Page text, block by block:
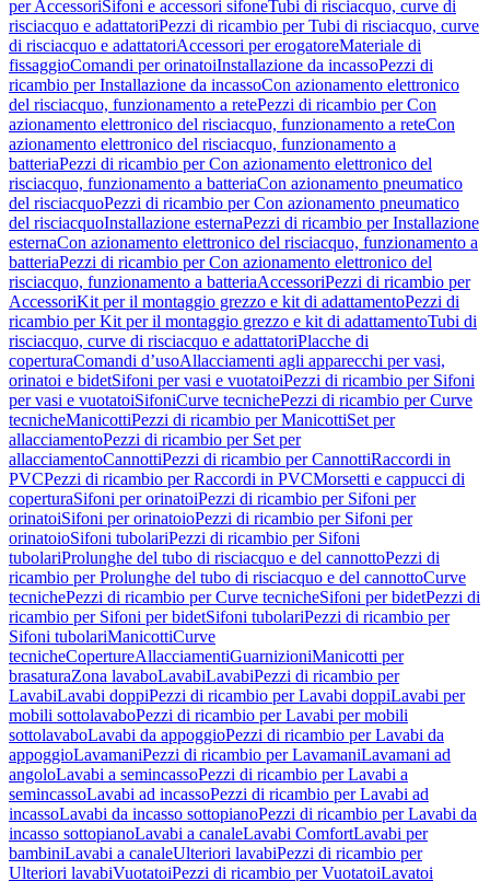
per AccessoriSifoni e accessori sifoneTubi di risciacquo, curve di
risciacquo e adattatoriPezzi di ricambio per Tubi di risciacquo, curve
di risciacquo e adattatoriAccessori per erogatoreMateriale di
fissaggioComandi per orinatoiInstallazione da incassoPezzi di
ricambio per Installazione da incassoCon azionamento elettronico
del risciacquo, funzionamento a retePezzi di ricambio per Con
azionamento elettronico del risciacquo, funzionamento a reteCon
azionamento elettronico del risciacquo, funzionamento a
batteriaPezzi di ricambio per Con azionamento elettronico del
risciacquo, funzionamento a batteriaCon azionamento pneumatico
del risciacquoPezzi di ricambio per Con azionamento pneumatico
del risciacquoInstallazione esternaPezzi di ricambio per Installazione
esternaCon azionamento elettronico del risciacquo, funzionamento a
batteriaPezzi di ricambio per Con azionamento elettronico del
risciacquo, funzionamento a batteriaAccessoriPezzi di ricambio per
AccessoriKit per il montaggio grezzo e kit di adattamentoPezzi di
ricambio per Kit per il montaggio grezzo e kit di adattamentoTubi di
risciacquo, curve di risciacquo e adattatoriPlacche di
coperturaComandi d’usoAllacciamenti agli apparecchi per vasi,
orinatoi e bidetSifoni per vasi e vuotatoiPezzi di ricambio per Sifoni
per vasi e vuotatoiSifoniCurve tecnichePezzi di ricambio per Curve
tecnicheManicottiPezzi di ricambio per ManicottiSet per
allacciamentoPezzi di ricambio per Set per
allacciamentoCannottiPezzi di ricambio per CannottiRaccordi in
PVCPezzi di ricambio per Raccordi in PVCMorsetti e cappucci di
coperturaSifoni per orinatoiPezzi di ricambio per Sifoni per
orinatoiSifoni per orinatoioPezzi di ricambio per Sifoni per
orinatoioSifoni tubolariPezzi di ricambio per Sifoni
tubolariProlunghe del tubo di risciacquo e del cannottoPezzi di
ricambio per Prolunghe del tubo di risciacquo e del cannottoCurve
tecnichePezzi di ricambio per Curve tecnicheSifoni per bidetPezzi di
ricambio per Sifoni per bidetSifoni tubolariPezzi di ricambio per
Sifoni tubolariManicottiCurve
tecnicheCopertureAllacciamentiGuarnizioniManicotti per
brasaturaZona lavaboLavabiLavabiPezzi di ricambio per
LavabiLavabi doppiPezzi di ricambio per Lavabi doppiLavabi per
mobili sottolavaboPezzi di ricambio per Lavabi per mobili
sottolavaboLavabi da appoggioPezzi di ricambio per Lavabi da
appoggioLavamaniPezzi di ricambio per LavamaniLavamani ad
angoloLavabi a semincassoPezzi di ricambio per Lavabi a
semincassoLavabi ad incassoPezzi di ricambio per Lavabi ad
incassoLavabi da incasso sottopianoPezzi di ricambio per Lavabi da
incasso sottopianoLavabi a canaleLavabi ComfortLavabi per
bambiniLavabi a canaleUlteriori lavabiPezzi di ricambio per
Ulteriori lavabiVuotatoiPezzi di ricambio per VuotatoiLavatoi